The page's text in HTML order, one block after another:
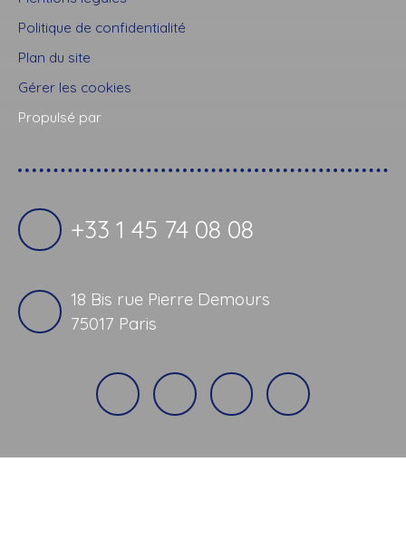
Politique de confidentialité
Plan du site
Gérer les cookies
Propulsé par
+33 1 45 74 08 08
18 Bis rue Pierre Demours
75017 Paris